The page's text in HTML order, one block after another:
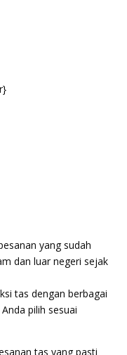
yang sudah
dan luar negeri sejak
tas dengan berbagai
pilih sesuai
tas yang pasti